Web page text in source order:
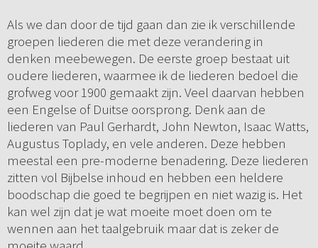
Als we dan door de tijd gaan dan zie ik verschillende
groepen liederen die met deze verandering in
denken meebewegen. De eerste groep bestaat uit
oudere liederen, waarmee ik de liederen bedoel die
grofweg voor 1900 gemaakt zijn. Veel daarvan hebben
een Engelse of Duitse oorsprong. Denk aan de
liederen van Paul Gerhardt, John Newton, Isaac Watts,
Augustus Toplady, en vele anderen. Deze hebben
meestal een pre-moderne benadering. Deze liederen
zitten vol Bijbelse inhoud en hebben een heldere
boodschap die goed te begrijpen en niet wazig is. Het
kan wel zijn dat je wat moeite moet doen om te
wennen aan het taalgebruik maar dat is zeker de